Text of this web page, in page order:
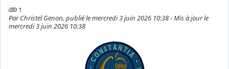
1
Par Christel Genon, publié le mercredi 3 juin 2026 10:38 - Mis à jour le
mercredi 3 juin 2026 10:38